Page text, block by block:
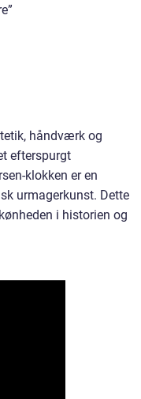
håndværk og
efterspurgt
klokken er en
urmagerkunst. Dette
i historien og